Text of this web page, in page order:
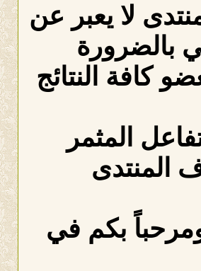
لا يعبر عن
بالضرورة
كافة النتائج
المثمر
المنتدى
بكم في